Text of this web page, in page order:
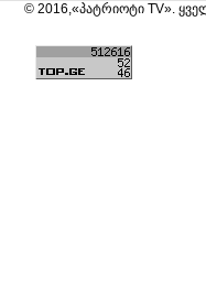
© 2016,«პატრიოტი TV».